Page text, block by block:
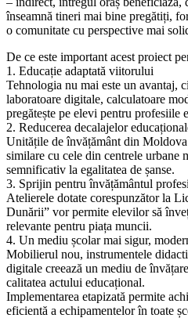
înseamnă tineri mai bine pregătiți,
o comunitate cu perspective mai
De ce este important acest proiect
1. Educație adaptată viitorului
Tehnologia nu mai este un avantaj,
laboratoare digitale, calculatoare
pregătește pe elevi pentru profesiile
2. Reducerea decalajelor
Unitățile de învățământ din
similare cu cele din centrele urbane
semnificativ la egalitatea de șanse.
3. Sprijin pentru învățământul
Atelierele dotate corespunzător la
Dunării” vor permite elevilor să
relevante pentru piața muncii.
4. Un mediu școlar mai sigur,
Mobilierul nou, instrumentele
digitale creează un mediu de
calitatea actului educațional.
Implementarea etapizată permite
eficientă a echipamentelor în toate